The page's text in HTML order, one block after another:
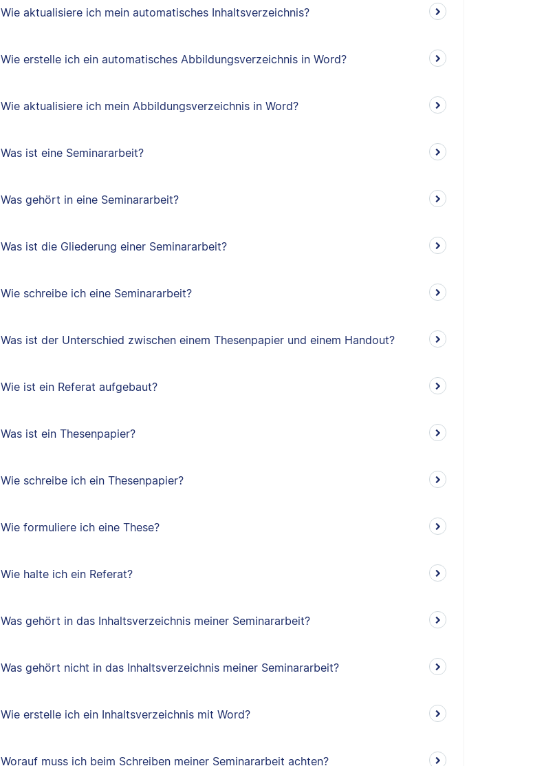
Wie aktualisiere ich mein automatisches Inhaltsverzeichnis?
Wie erstelle ich ein automatisches Abbildungsverzeichnis in Word?
Wie aktualisiere ich mein Abbildungsverzeichnis in Word?
Was ist eine Seminararbeit?
Was gehört in eine Seminararbeit?
Was ist die Gliederung einer Seminararbeit?
Wie schreibe ich eine Seminararbeit?
Was ist der Unterschied zwischen einem Thesenpapier und einem Handout?
Wie ist ein Referat aufgebaut?
Was ist ein Thesenpapier?
Wie schreibe ich ein Thesenpapier?
Wie formuliere ich eine These?
Wie halte ich ein Referat?
Was gehört in das Inhaltsverzeichnis meiner Seminararbeit?
Was gehört nicht in das Inhaltsverzeichnis meiner Seminararbeit?
Wie erstelle ich ein Inhaltsverzeichnis mit Word?
Worauf muss ich beim Schreiben meiner Seminararbeit achten?